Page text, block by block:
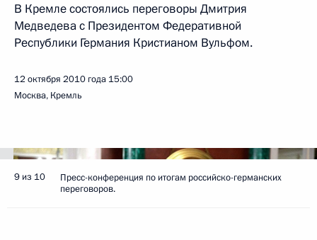
В Кремле состоялись переговоры Дмитрия
Медведева с Президентом Федеративной
Республики Германия Кристианом Вульфом.
12 октября 2010 года 15:00
Москва, Кремль
9 из 10
Пресс-конференция по итогам российско-германских
переговоров.